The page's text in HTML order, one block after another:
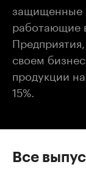
защищенные
работающие
своем
продукции
15%.
Все